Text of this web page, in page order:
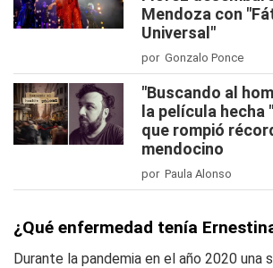
Mendoza con
Universal"
por Gonzalo Ponce
"Buscando al
la película hecha
que rompió
mendocino
por Paula Alonso
¿Qué enfermedad tenía
Durante la pandemia en el año 2020 una